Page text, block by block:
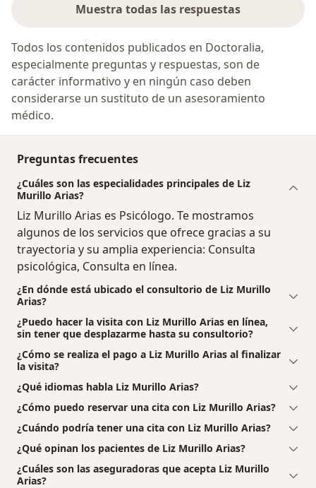
Muestra todas las respuestas
Todos los contenidos publicados en Doctoralia,
especialmente preguntas y respuestas, son de
carácter informativo y en ningún caso deben
considerarse un sustituto de un asesoramiento
médico.
Preguntas frecuentes
¿Cuáles son las especialidades principales de Liz
Murillo Arias?
Liz Murillo Arias es Psicólogo. Te mostramos
algunos de los servicios que ofrece gracias a su
trayectoria y su amplia experiencia: Consulta
psicológica, Consulta en línea.
¿En dónde está ubicado el consultorio de Liz Murillo
Arias?
¿Puedo hacer la visita con Liz Murillo Arias en línea,
sin tener que desplazarme hasta su consultorio?
¿Cómo se realiza el pago a Liz Murillo Arias al finalizar
la visita?
¿Qué idiomas habla Liz Murillo Arias?
¿Cómo puedo reservar una cita con Liz Murillo Arias?
¿Cuándo podría tener una cita con Liz Murillo Arias?
¿Qué opinan los pacientes de Liz Murillo Arias?
¿Cuáles son las aseguradoras que acepta Liz Murillo
Arias?